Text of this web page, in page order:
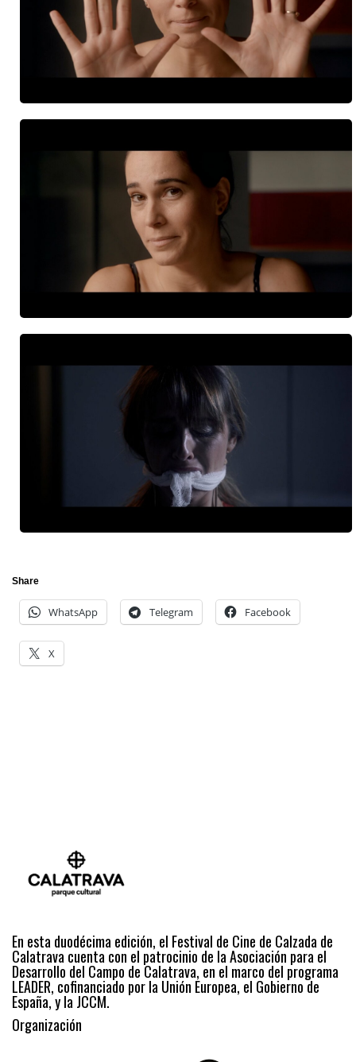
Share
WhatsApp Telegram Facebook
X
En esta duodécima edición, el Festival de Cine de Calzada de
Calatrava cuenta con el patrocinio de la Asociación para el
Desarrollo del Campo de Calatrava, en el marco del programa
LEADER, cofinanciado por la Unión Europea, el Gobierno de
España, y la JCCM.
Organización